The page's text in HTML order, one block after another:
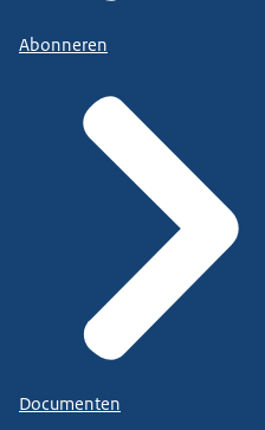
Abonneren
Documenten